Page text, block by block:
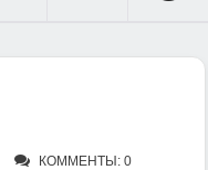
КОММЕНТЫ: 0